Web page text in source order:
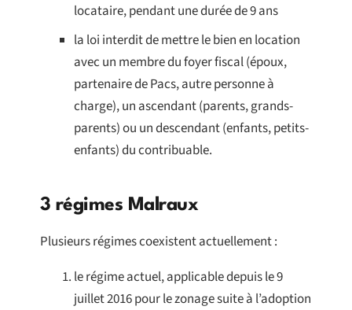
locataire, pendant une durée de 9 ans
la loi interdit de mettre le bien en location
avec un membre du foyer fiscal (époux,
partenaire de Pacs, autre personne à
charge), un ascendant (parents, grands-
parents) ou un descendant (enfants, petits-
enfants) du contribuable.
3 régimes Malraux
Plusieurs régimes coexistent actuellement :
le régime actuel, applicable depuis le 9
juillet 2016 pour le zonage suite à l’adoption